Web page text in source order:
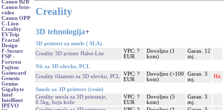
Canon B2B
Canon foto-
video
Canon OPP
C-Lion
Creality
EVTrip
Fractal
Design
F-Secure
FSP -
Fortron
Fujitsu
Gainward
Genesis
Genius
Gigabyte
Intel
Intellinet
IPEVO
Creality
3D tehnologija+
3D printeri za smole ( SLA)
Creality 3D printer Halot-Lite
VPC: ?
EUR
Dovoljno (1
kom)
Garan. 12
mj.
Nit za 3D olovke, PCL
Creality filament za 3D olovku, PCL
VPC: ?
EUR
Dovoljno (>100
kom)
Garan. 3
mj.
Hit.
Smole za 3D printere (resin)
Creality smola za 3D printanje,
0.5kg, boja kože
VPC: ?
EUR
Dovoljno (5
kom)
Garan. 3
mj.